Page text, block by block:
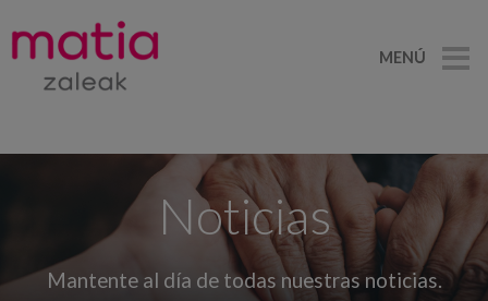
Noticias
Mantente al día de todas nuestras noticias.
MENÚ